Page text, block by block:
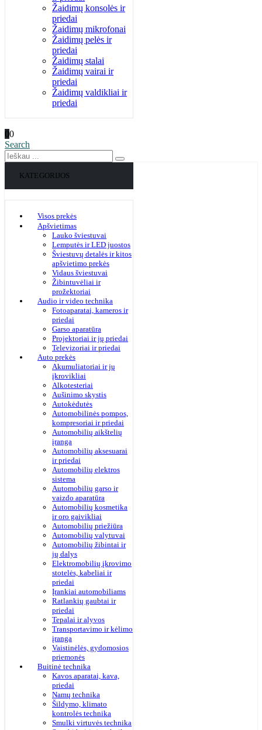
Žaidimų konsolės ir
priedai
Žaidimų mikrofonai
Žaidimų pelės ir
priedai
Žaidimų stalai
Žaidimų vairai ir
priedai
Žaidimų valdikliai ir
priedai
00
Search
KATEGORIJOS
Visos prekės
Apšvietimas
Lauko šviestuvai
Lemputės ir LED juostos
Šviestuvų detalės ir kitos
apšvietimo prekės
Vidaus šviestuvai
Žibintuvėliai ir
prožektoriai
Audio ir video technika
Fotoaparatai, kameros ir
priedai
Garso aparatūra
Projektoriai ir jų priedai
Televizoriai ir priedai
Auto prekės
Akumuliatoriai ir jų
įkrovikliai
Alkotesteriai
Aušinimo skystis
Autokėdutės
Automobilinės pompos,
kompresoriai ir priedai
Automobilių aikštelių
įranga
Automobilių aksesuarai
ir priedai
Automobilių elektros
sistema
Automobilių garso ir
vaizdo aparatūra
Automobilių kosmetika
ir oro gaivikliai
Automobilių priežiūra
Automobilių valytuvai
Automobilių žibintai ir
jų dalys
Elektromobilių įkrovimo
stotelės, kabeliai ir
priedai
Įrankiai automobiliams
Ratlankių gaubtai ir
priedai
Tepalai ir alyvos
Transportavimo ir kėlimo
įranga
Vaistinėlės, gydomosios
priemonės
Buitinė technika
Kavos aparatai, kava,
priedai
Namų technika
Šildymo, klimato
kontrolės technika
Smulki virtuvės technika